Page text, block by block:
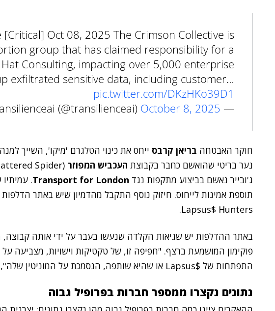
[Critical] Oct 08, 2025 The Crimson Collective is
group that has claimed responsibility for a
Consulting, impacting over 5,000 enterprise
exfiltrated sensitive data, including customer…
pic.twitter.com/DKzHKo39D1
— transilienceai (@transilienceai)
October 8, 2025
חוקר האבטחה בריאן קרבס ייחס את כינוי הטלגרם 'מיקו', השייך
נער בריטי שהואשם כחבר בקבוצת העכביש המפוזר (Scattered Spider)
ג'ובייר נאשם בביצוע מתקפות נגד Transport for London. עמיתיו
Lapsus$ Hunters.
באתר ההדלפות יש שגיאות הקלדה שנעשו בעבר על ידי אותה קבוצה,
פוקימון המושמעת ברצף. "חפיפה זו, של טקטיקות וישויות, מצביעה על
התפתחות של $Lapsus או שהיא שותפה, הנסמכת על המוניטין שלה", נכתב.
נתונים נקצרו ממספר חברות בפרופיל גבוה